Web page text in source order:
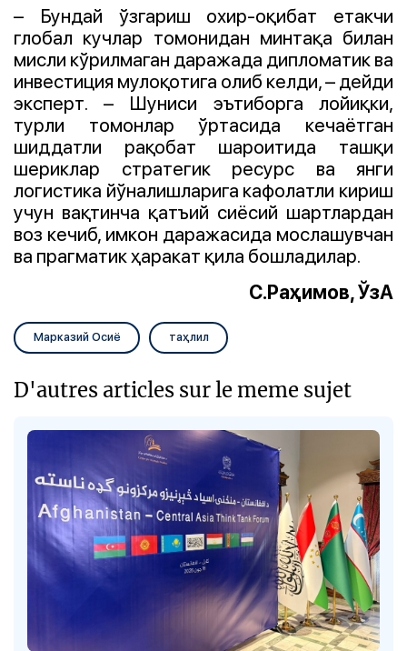
– Бундай ўзгариш охир-оқибат етакчи
глобал кучлар томонидан минтақа билан
мисли кўрилмаган даражада дипломатик ва
инвестиция мулоқотига олиб келди, – дейди
эксперт. – Шуниси эътиборга лойиқки,
турли томонлар ўртасида кечаётган
шиддатли рақобат шароитида ташқи
шериклар стратегик ресурс ва янги
логистика йўналишларига кафолатли кириш
учун вақтинча қатъий сиёсий шартлардан
воз кечиб, имкон даражасида мослашувчан
ва прагматик ҳаракат қила бошладилар.
С.Раҳимов, ЎзА
Марказий Осиё таҳлил
D'autres articles sur le meme sujet